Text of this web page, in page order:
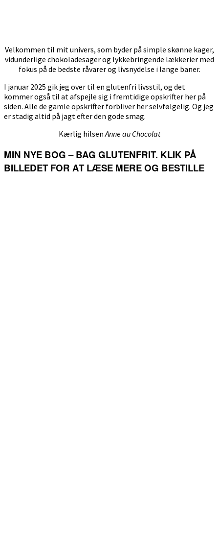
Velkommen til mit univers, som byder på simple skønne kager,
vidunderlige chokoladesager og lykkebringende lækkerier med
fokus på de bedste råvarer og livsnydelse i lange baner.
I januar 2025 gik jeg over til en glutenfri livsstil, og det
kommer også til at afspejle sig i fremtidige opskrifter her på
siden. Alle de gamle opskrifter forbliver her selvfølgelig. Og jeg
er stadig altid på jagt efter den gode smag.
Kærlig hilsenAnne au Chocolat
MIN NYE BOG – BAG GLUTENFRIT. KLIK PÅ
BILLEDET FOR AT LÆSE MERE OG BESTILLE